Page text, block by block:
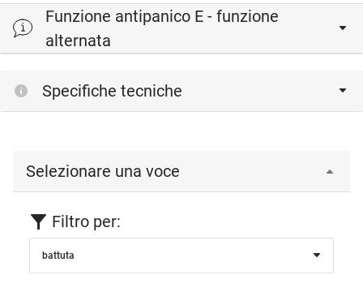
Funzione antipanico E - funzione
alternata
Specifiche tecniche
Selezionare una voce
Filtro per:
battuta